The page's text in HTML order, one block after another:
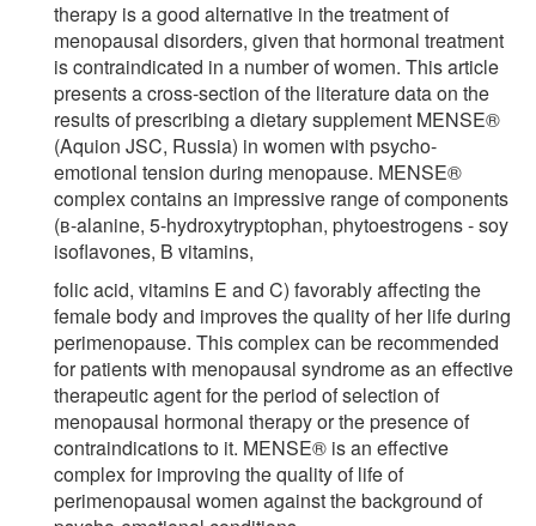
therapy is a good alternative in the treatment of
menopausal disorders, given that hormonal treatment
is contraindicated in a number of women. This article
presents a cross-section of the literature data on the
results of prescribing a dietary supplement MENSE®
(Aquion JSC, Russia) in women with psycho-
emotional tension during menopause. MENSE®
complex contains an impressive range of components
(в-alanine, 5-hydroxytryptophan, phytoestrogens - soy
isoflavones, B vitamins,
folic acid, vitamins E and C) favorably affecting the
female body and improves the quality of her life during
perimenopause. This complex can be recommended
for patients with menopausal syndrome as an effective
therapeutic agent for the period of selection of
menopausal hormonal therapy or the presence of
contraindications to it. MENSE® is an effective
complex for improving the quality of life of
perimenopausal women against the background of